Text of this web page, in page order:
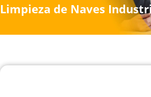
Limpieza de Naves